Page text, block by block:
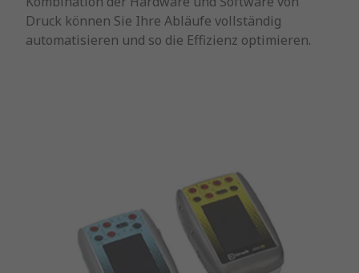
Druck können Sie Ihre Abläufe vollständig
automatisieren und so die Effizienz optimieren.